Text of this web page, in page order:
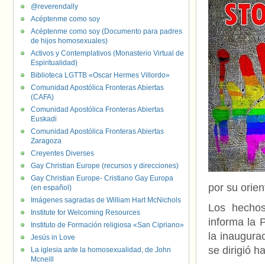
por su
Los
informa la
la
se dirigió
@reverendally
Acéptenme como soy
Acéptenme como soy (Documento para padres
de hijos homosexuales)
Activos y Contemplativos (Monasterio Virtual de
Espiritualidad)
Biblioteca LGTTB «Oscar Hermes Villordo»
Comunidad Apostólica Fronteras Abiertas
(CAFA)
Comunidad Apostólica Fronteras Abiertas
Euskadi
Comunidad Apostólica Fronteras Abiertas
Zaragoza
Creyentes Diverses
Gay Christian Europe (recursos y direcciones)
Gay Christian Europe- Cristiano Gay Europa
(en español)
Imágenes sagradas de William Hart McNichols
Institute for Welcoming Resources
Instituto de Formación religiosa «San Cipriano»
Jesús in Love
La iglesia ante la homosexualidad, de John
Mcneill